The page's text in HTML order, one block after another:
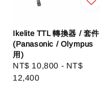
Ikelite TTL 轉換器 / 套件
(Panasonic / Olympus
用)
Regular
price
NT$ 10,800 - NT$
12,400